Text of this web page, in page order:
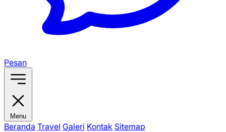
Pesan
Menu
Beranda Travel Galeri Kontak Sitemap